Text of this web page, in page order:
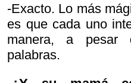
-Exacto. Lo más
es que cada uno
manera, a pesar
palabras.